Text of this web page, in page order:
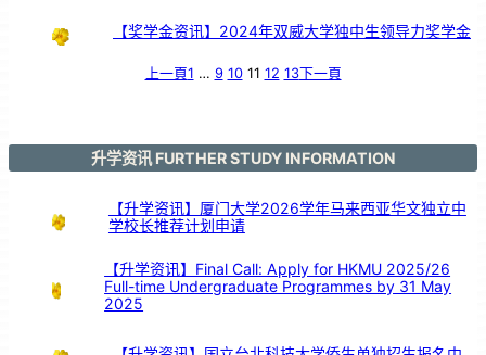
【奖学金资讯】2024年双威大学独中生领导力奖学金
上一頁1 … 9 10 11 12 13下一頁
升学资讯 FURTHER STUDY INFORMATION
【升学资讯】厦门大学2026学年马来西亚华文独立中
学校长推荐计划申请
【升学资讯】Final Call: Apply for HKMU 2025/26
Full-time Undergraduate Programmes by 31 May
2025